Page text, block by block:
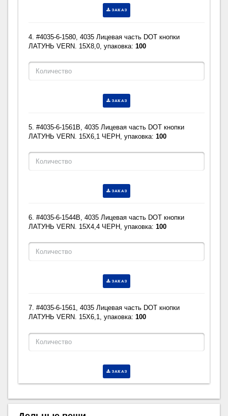
ЗАКАЗ
4. #4035-6-1580, 4035 Лицевая часть DOT кнопки
ЛАТУНЬ VERN. 15X8,0, упаковка:100
ЗАКАЗ
5. #4035-6-1561B, 4035 Лицевая часть DOT кнопки
ЛАТУНЬ VERN. 15X6,1 ЧЕРН, упаковка:100
ЗАКАЗ
6. #4035-6-1544B, 4035 Лицевая часть DOT кнопки
ЛАТУНЬ VERN. 15X4,4 ЧЕРН, упаковка:100
ЗАКАЗ
7. #4035-6-1561, 4035 Лицевая часть DOT кнопки
ЛАТУНЬ VERN. 15X6,1, упаковка:100
ЗАКАЗ